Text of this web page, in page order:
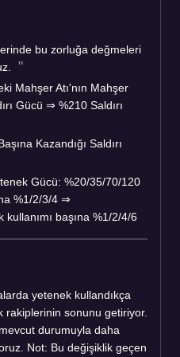
bu zorluğa değmeleri
Mahşer Atı'nın Mahşer
Gücü ⇒ %210 Saldırı
Kazandığı Saldırı
Gücü: %20/35/70/120
%1/2/3/4 ⇒
başına %1/2/4/6
yetenek kullandıkça
rakiplerinin sonunu getiriyor.
durumuyla daha
Not: Bu değişiklik geçen